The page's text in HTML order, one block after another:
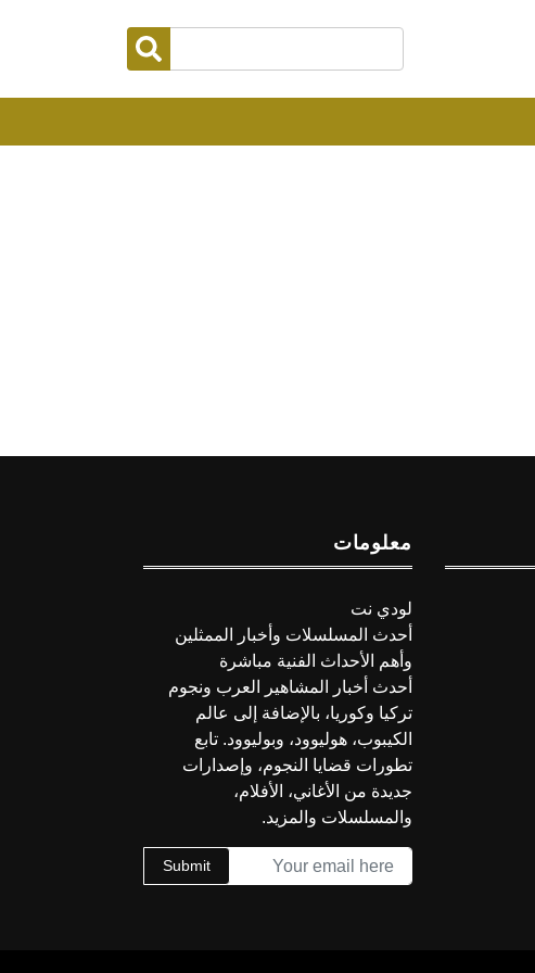
معلومات
لودي نت
أحدث المسلسلات وأخبار الممثلين
وأهم الأحداث الفنية مباشرة
أحدث أخبار المشاهير العرب ونجوم
تركيا وكوريا، بالإضافة إلى عالم
الكيبوب، هوليوود، وبوليوود. تابع
تطورات قضايا النجوم، وإصدارات
جديدة من الأغاني، الأفلام،
والمسلسلات والمزيد.
Submit